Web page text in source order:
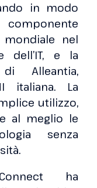
in modo
mondiale nel
dell’IT, e la
Alleantia,
italiana. La
utilizzo,
al meglio le
senza
ha